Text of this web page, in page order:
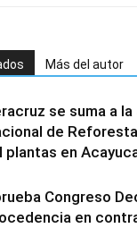
Más del autor
se suma a
de
plantas en
Congreso
en